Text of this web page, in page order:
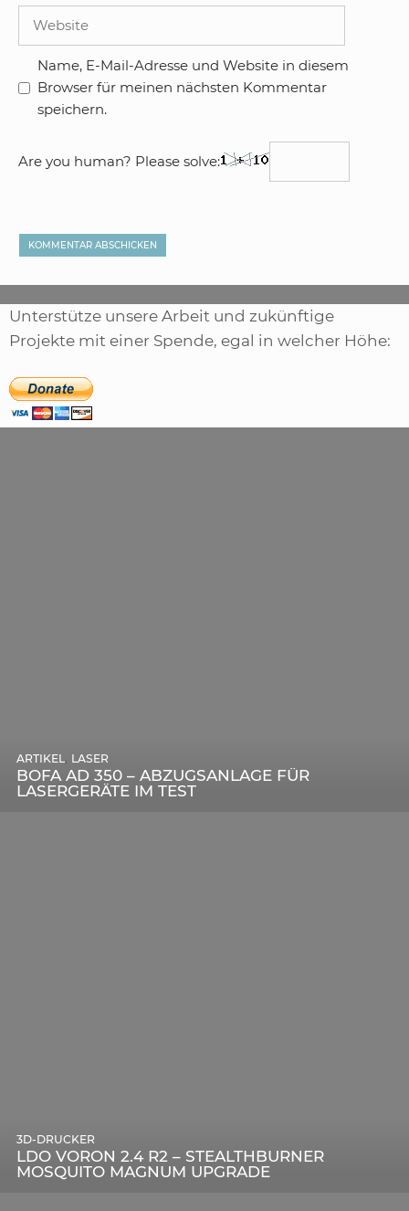
Adresse
Name, E-Mail-Adresse und Website in diesem
Browser für meinen nächsten Kommentar
speichern.
Are you human? Please solve:
Unterstütze unsere Arbeit und zukünftige
Projekte mit einer Spende, egal in welcher Höhe:
BOFA AD 350 – ABZUGSANLAGE FÜR
LASERGERÄTE IM TEST
ARTIKEL, LASER
DIE BEDEUTENDSTEN SCHRITTE ZUR
ERFOLGREICHEN MARKENBILDUNG IN DER
DIGITALEN ÄRA
LDO VORON 2.4 R2 – STEALTHBURNER
MOSQUITO MAGNUM UPGRADE
3D-DRUCKER